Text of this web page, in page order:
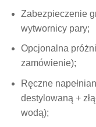
Zabezpieczenie
wytwornicy pary;
Opcjonalna
zamówienie);
Ręczne
destylowaną +
wodą);